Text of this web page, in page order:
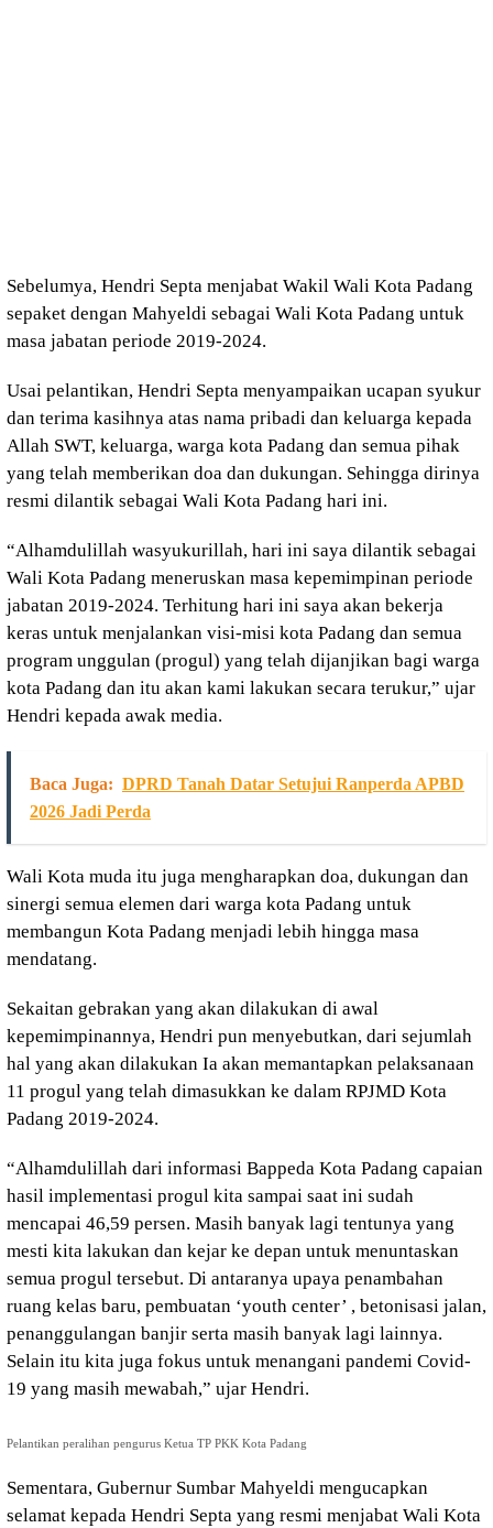
Sebelumya, Hendri Septa menjabat Wakil Wali Kota Padang
sepaket dengan Mahyeldi sebagai Wali Kota Padang untuk
masa jabatan periode 2019-2024.
Usai pelantikan, Hendri Septa menyampaikan ucapan syukur
dan terima kasihnya atas nama pribadi dan keluarga kepada
Allah SWT, keluarga, warga kota Padang dan semua pihak
yang telah memberikan doa dan dukungan. Sehingga dirinya
resmi dilantik sebagai Wali Kota Padang hari ini.
“Alhamdulillah wasyukurillah, hari ini saya dilantik sebagai
Wali Kota Padang meneruskan masa kepemimpinan periode
jabatan 2019-2024. Terhitung hari ini saya akan bekerja
keras untuk menjalankan visi-misi kota Padang dan semua
program unggulan (progul) yang telah dijanjikan bagi warga
kota Padang dan itu akan kami lakukan secara terukur,” ujar
Hendri kepada awak media.
Baca Juga: DPRD Tanah Datar Setujui Ranperda APBD
2026 Jadi Perda
Wali Kota muda itu juga mengharapkan doa, dukungan dan
sinergi semua elemen dari warga kota Padang untuk
membangun Kota Padang menjadi lebih hingga masa
mendatang.
Sekaitan gebrakan yang akan dilakukan di awal
kepemimpinannya, Hendri pun menyebutkan, dari sejumlah
hal yang akan dilakukan Ia akan memantapkan pelaksanaan
11 progul yang telah dimasukkan ke dalam RPJMD Kota
Padang 2019-2024.
“Alhamdulillah dari informasi Bappeda Kota Padang capaian
hasil implementasi progul kita sampai saat ini sudah
mencapai 46,59 persen. Masih banyak lagi tentunya yang
mesti kita lakukan dan kejar ke depan untuk menuntaskan
semua progul tersebut. Di antaranya upaya penambahan
ruang kelas baru, pembuatan ‘youth center’ , betonisasi jalan,
penanggulangan banjir serta masih banyak lagi lainnya.
Selain itu kita juga fokus untuk menangani pandemi Covid-
19 yang masih mewabah,” ujar Hendri.
Pelantikan peralihan pengurus Ketua TP PKK Kota Padang
Sementara, Gubernur Sumbar Mahyeldi mengucapkan
selamat kepada Hendri Septa yang resmi menjabat Wali Kota